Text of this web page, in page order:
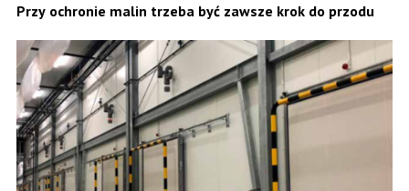
Przy ochronie malin trzeba być zawsze krok do przodu